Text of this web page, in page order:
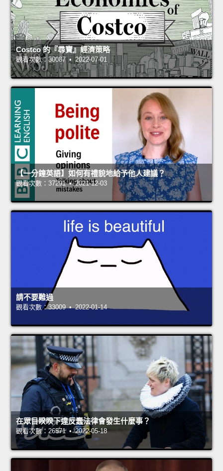
Costco 的『尋寶』經濟策略
觀看次數：30087 • 2022-07-01
【一分鐘英語】如何有禮貌地給予他人建議？
觀看次數：37291 • 2021-12-03
請不要難過
觀看次數：33009 • 2022-01-14
在眾目睽睽下違反蠢法律會發生什麼事？
觀看次數：26571 • 2022-05-18